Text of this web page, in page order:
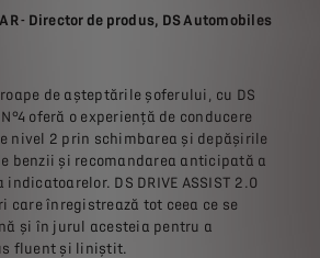
- Director de produs, DS Automobiles
de așteptările șoferului, cu DS
N°4 oferă o experiență de conducere
nivel 2 prin schimbarea și depășirile
benzii și recomandarea anticipată a
DS DRIVE ASSIST 2.0
care înregistrează tot ceea ce se
și în jurul acesteia pentru a
fluent și liniștit.